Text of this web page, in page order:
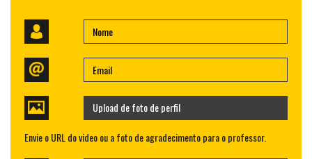
Upload de foto de perfil
Envie o URL do video ou a foto de agradecimento para o professor.